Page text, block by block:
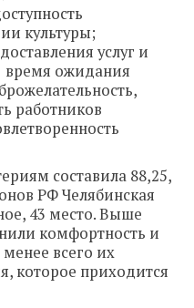
культуры;
услуг и
время ожидания
работников
составила 88,25,
РФ Челябинская
43 место. Выше
комфортность и
менее всего их
которое приходится